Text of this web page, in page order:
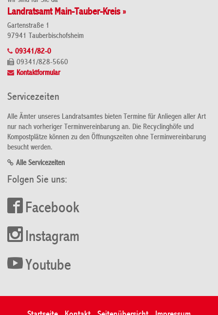
Landratsamt Main-Tauber-Kreis »
Gartenstraße 1
97941 Tauberbischofsheim
09341/82-0
09341/828-5660
Kontaktformular
Servicezeiten
Alle Ämter unseres Landratsamtes bieten Termine für Anliegen aller Art
nur nach vorheriger Terminvereinbarung an. Die Recyclinghöfe und
Kompostplätze können zu den Öffnungszeiten ohne Terminvereinbarung
besucht werden.
Alle Servicezeiten
Folgen Sie uns:
Facebook
Instagram
Youtube